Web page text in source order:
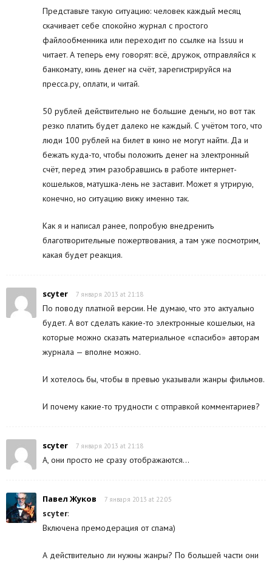
Представьте такую ситуацию: человек каждый месяц
скачивает себе спокойно журнал с простого
файлообменника или переходит по ссылке на Issuu и
читает. А теперь ему говорят: всё, дружок, отправляйся к
банкомату, кинь денег на счёт, зарегистрируйся на
пресса.ру, оплати, и читай.
50 рублей действительно не большие деньги, но вот так
резко платить будет далеко не каждый. С учётом того, что
люди 100 рублей на билет в кино не могут найти. Да и
бежать куда-то, чтобы положить денег на электронный
счёт, перед этим разобравшись в работе интернет-
кошельков, матушка-лень не заставит. Может я утрирую,
конечно, но ситуацию вижу именно так.
Как я и написал ранее, попробую внедренить
благотворительные пожертвования, а там уже посмотрим,
какая будет реакция.
scyter 7 января 2013 at 21:18
По поводу платной версии. Не думаю, что это актуально
будет. А вот сделать какие-то электронные кошельки, на
которые можно сказать материальное «спасибо» авторам
журнала — вполне можно.
И хотелось бы, чтобы в превью указывали жанры фильмов.
И почему какие-то трудности с отправкой комментариев?
scyter 7 января 2013 at 21:18
А, они просто не сразу отображаются…
Павел Жуков 7 января 2013 at 22:05
scyter:
Включена премодерация от спама)
А действительно ли нужны жанры? По большей части они